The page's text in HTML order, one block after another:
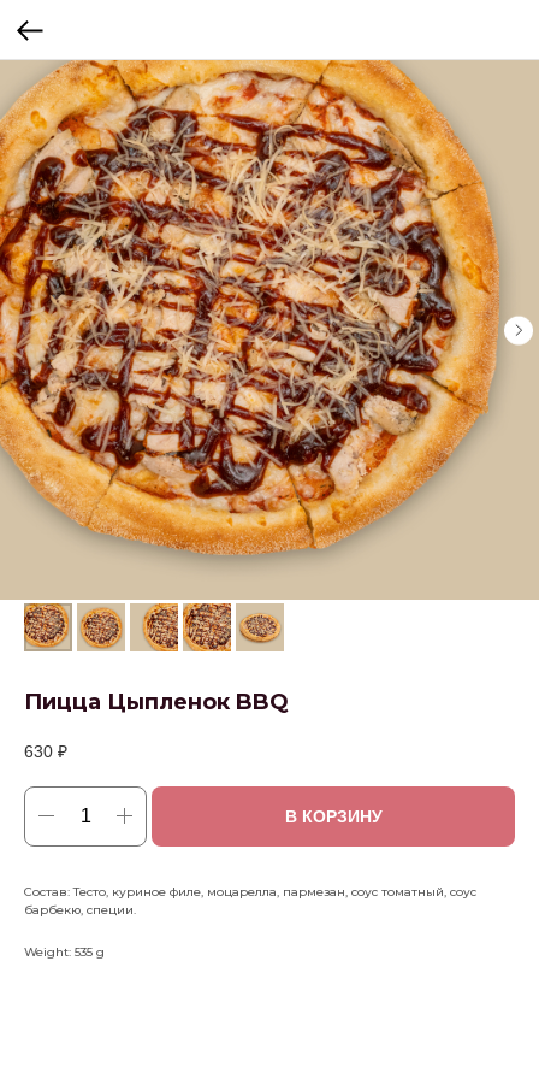
Пицца Цыпленок BBQ
630 ₽
В КОРЗИНУ
Состав: Тесто, куриное филе, моцарелла, пармезан, соус томатный, соус
барбекю, специи.
Weight: 535 g